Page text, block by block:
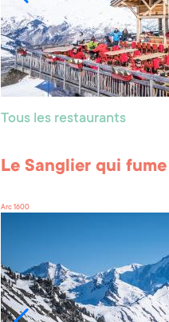
Tous les restaurants
Le Sanglier qui fume
Arc 1600